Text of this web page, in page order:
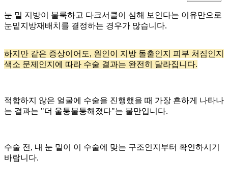
눈 밑 지방이 불룩하고 다크서클이 심해 보인다는 이유만으로
눈밑지방재배치를 결정하는 경우가 많습니다.
하지만 같은 증상이어도, 원인이 지방 돌출인지 피부 처짐인지
색소 문제인지에 따라 수술 결과는 완전히 달라집니다.
적합하지 않은 얼굴에 수술을 진행했을 때 가장 흔하게 나타나
는 결과는 "더 울퉁불퉁해졌다"는 불만입니다.
수술 전, 내 눈 밑이 이 수술에 맞는 구조인지부터 확인하시기
바랍니다.